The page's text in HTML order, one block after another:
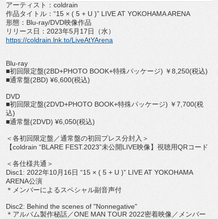
アーティスト： coldrain
作品タイトル：“15 × ( 5 + U )” LIVE AT YOKOHAMA ARENA
形態： Blu-ray/DVD映像作品
リリース日： 2023年5月 17日（水）
https://coldrain.lnk.to/LiveAtYArena
Blu-ray
■初回限定盤(2BD+PHOTO BOOK+特殊パッケージ) ￥8,250(税込)
■通常盤(2BD) ¥6,600(税込)
DVD
■初回限定盤(2DVD+PHOTO BOOK+特殊パッケージ) ￥7,700(税
込)
■通常盤(2DVD) ¥6,050(税込)
＜各初回限定盤／通常盤の初回プレス分封入＞
【coldrain “BLARE FEST.2023”未公開LIVE映像】視聴用QRコード
＜各仕様共通＞
Disc1: 2022年10月 16日 “15 × ( 5 + U )” LIVE AT YOKOHAMA
ARENA公演
＊メンバーによるスペシャル副音声付
Disc2: Behind the scenes of "Nonnegative"
＊アルバム製作秘話／ONE MAN TOUR 2022密着映像／メンバー